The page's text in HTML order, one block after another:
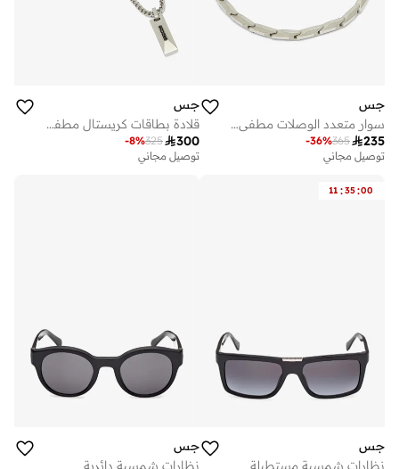
جس
سوار متعدد الوصلات مطفي مم
235
365
-36%
توصيل مجاني
جس
قلادة بطاقات كريستال مطفي بوصة
300
325
-8%
توصيل مجاني
11 :35:00
جس
نظارات شمسية مستطيلة
جس
نظارات شمسية دائرية